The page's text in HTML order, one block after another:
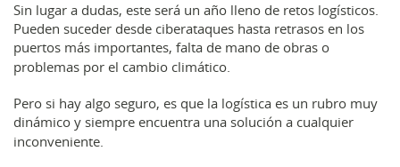
Sin lugar a dudas, este será un año lleno de retos logísticos.
Pueden suceder desde ciberataques hasta retrasos en los
puertos más importantes, falta de mano de obras o
problemas por el cambio climático.
Pero si hay algo seguro, es que la logística es un rubro muy
dinámico y siempre encuentra una solución a cualquier
inconveniente.